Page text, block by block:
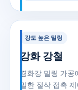
강도 높은 밀링
강화 강철
경화강 밀링 가
밀한 절삭 접촉